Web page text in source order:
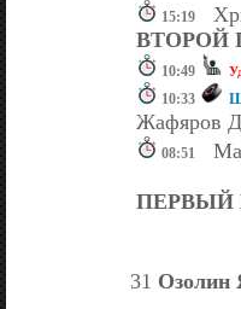
15:19
ВТОРОЙ
10:49
10:33
Жафяров
08:51
ПЕРВЫЙ
31 Озолин